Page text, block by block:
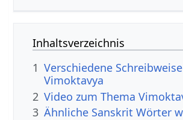
Inhaltsverzeichnis
1 Verschiedene
Vimoktavya
2 Video zum Thema
3 Ähnliche Sanskrit Wörter